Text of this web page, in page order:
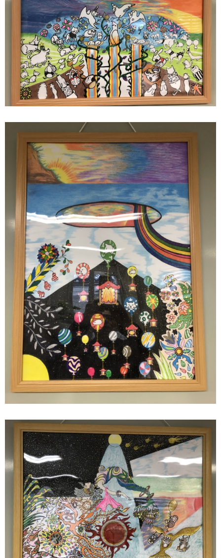
Home
秦野ペットセレモニーとは
料金プラン
ペットが亡くなったら
納骨について
思い出をカタチに
お知らせ
お問い合わせ